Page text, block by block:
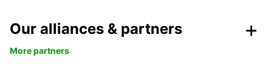
Our alliances & partners
More partners